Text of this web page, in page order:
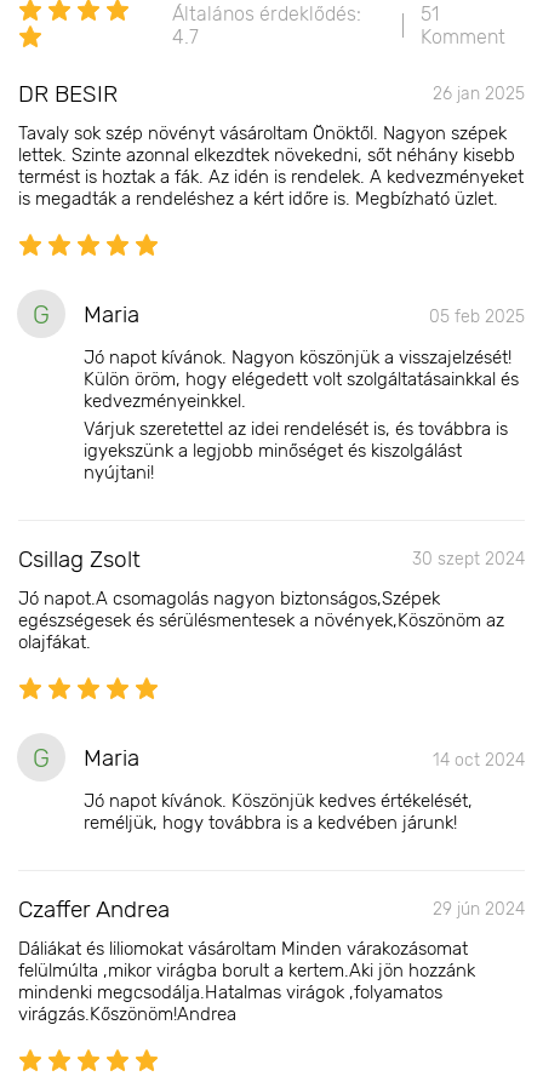
Általános érdeklődés:
4.7
51
Komment
DR BESIR 26 jan 2025
Tavaly sok szép növényt vásároltam Önöktől. Nagyon szépek
lettek. Szinte azonnal elkezdtek növekedni, sőt néhány kisebb
termést is hoztak a fák. Az idén is rendelek. A kedvezményeket
is megadták a rendeléshez a kért időre is. Megbízható üzlet.
G Maria 05 feb 2025
Jó napot kívánok. Nagyon köszönjük a visszajelzését!
Külön öröm, hogy elégedett volt szolgáltatásainkkal és
kedvezményeinkkel.
Várjuk szeretettel az idei rendelését is, és továbbra is
igyekszünk a legjobb minőséget és kiszolgálást
nyújtani!
Csillag Zsolt 30 szept 2024
Jó napot.A csomagolás nagyon biztonságos,Szépek
egészségesek és sérülésmentesek a növények,Köszönöm az
olajfákat.
G Maria 14 oct 2024
Jó napot kívánok. Köszönjük kedves értékelését,
reméljük, hogy továbbra is a kedvében járunk!
Czaffer Andrea 29 jún 2024
Dáliákat és liliomokat vásároltam Minden várakozásomat
felülmúlta ,mikor virágba borult a kertem.Aki jön hozzánk
mindenki megcsodálja.Hatalmas virágok ,folyamatos
virágzás.Kőszönöm!Andrea